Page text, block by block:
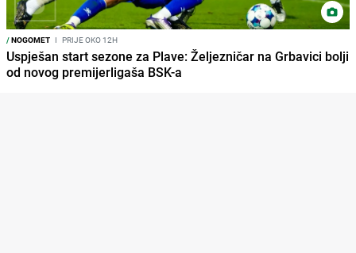
/NOGOMET I PRIJE OKO 12H
Uspješan start sezone za Plave: Željezničar na Grbavici bolji
od novog premijerligaša BSK-a